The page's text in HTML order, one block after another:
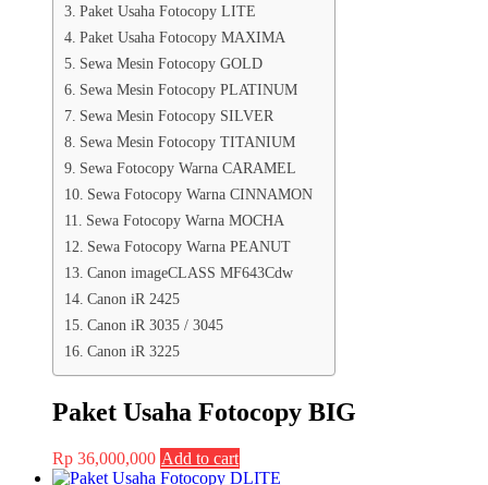
Paket Usaha Fotocopy LITE
Paket Usaha Fotocopy MAXIMA
Sewa Mesin Fotocopy GOLD
Sewa Mesin Fotocopy PLATINUM
Sewa Mesin Fotocopy SILVER
Sewa Mesin Fotocopy TITANIUM
Sewa Fotocopy Warna CARAMEL
Sewa Fotocopy Warna CINNAMON
Sewa Fotocopy Warna MOCHA
Sewa Fotocopy Warna PEANUT
Canon imageCLASS MF643Cdw
Canon iR 2425
Canon iR 3035 / 3045
Canon iR 3225
Paket Usaha Fotocopy BIG
Rp 36,000,000 Add to cart